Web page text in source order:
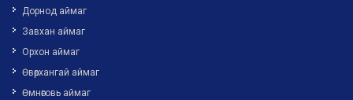
Дорнод аймаг
Завхан аймаг
Орхон аймаг
Өвөрхангай аймаг
Өмнөговь аймаг